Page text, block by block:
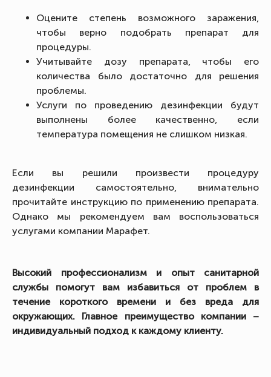
Оцените степень возможного заражения,
чтобы верно подобрать препарат для
процедуры.
Учитывайте дозу препарата, чтобы его
количества было достаточно для решения
проблемы.
Услуги по проведению дезинфекции будут
выполнены более качественно, если
температура помещения не слишком низкая.
Если вы решили произвести процедуру
дезинфекции самостоятельно, внимательно
прочитайте инструкцию по применению препарата.
Однако мы рекомендуем вам воспользоваться
услугами компании Марафет.
Высокий профессионализм и опыт санитарной
службы помогут вам избавиться от проблем в
течение короткого времени и без вреда для
окружающих. Главное преимущество компании –
индивидуальный подход к каждому клиенту.